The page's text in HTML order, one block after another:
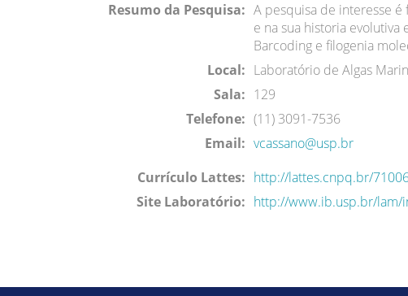
Resumo da Pesquisa: A pesquisa de interesse
e na sua historia
Barcoding e filogenia
Local: Laboratório de Algas
Sala: 129
Telefone: (11) 3091-7536
Email: vcassano@usp.br
Currículo Lattes: http://lattes.cnpq.br/
Site Laboratório: http://www.ib.usp.br/lam/